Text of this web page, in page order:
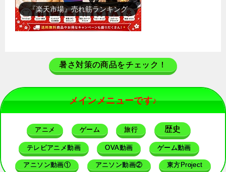
『楽天市場』売れ筋ランキング
暑さ対策の商品をチェック！
メインメニューです♪
アニメ ゲーム 旅行 歴史
テレビアニメ動画 OVA動画 ゲーム動画
アニソン動画① アニソン動画② 東方Project